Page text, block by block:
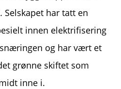
har tatt en
innen elektrifisering
og har vært et
grønne skiftet som
inne i.